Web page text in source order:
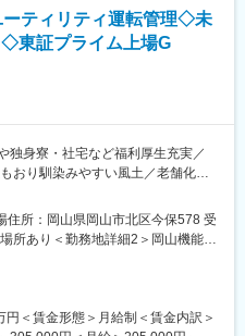
ーティリティ運転管理◇未
東証プライム上場G
独身寮・社宅など福利厚生充実／
おり馴染みやすい風土／老舗化学
視業務・薬剤補充・脱水機調整・
校正、確認・資材受取、現場搬入)
監視業務・軟水装置再生、薬剤補
も点検義務有)
特高変電所点検・場内変電設備点
操作)
住所：岡山県岡山市北区今保578 受
所あり＜勤務地詳細2＞岡山機能糖
可能
＜賃金形態＞月給制＜賃金内訳＞